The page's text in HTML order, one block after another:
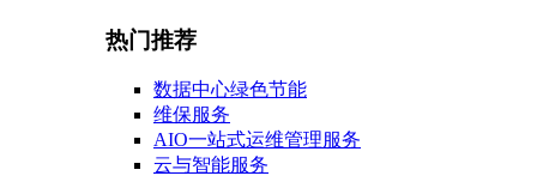
热门推荐
数据中心绿色节能
维保服务
AIO一站式运维管理服务
云与智能服务